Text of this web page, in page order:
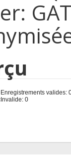
Enregistrements valides:
Invalide: 0